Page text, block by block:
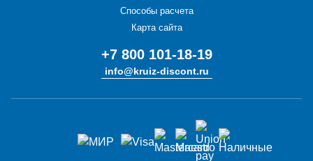
Способы расчета
Карта сайта
+7 800 101-18-19
info@kruiz-discont.ru